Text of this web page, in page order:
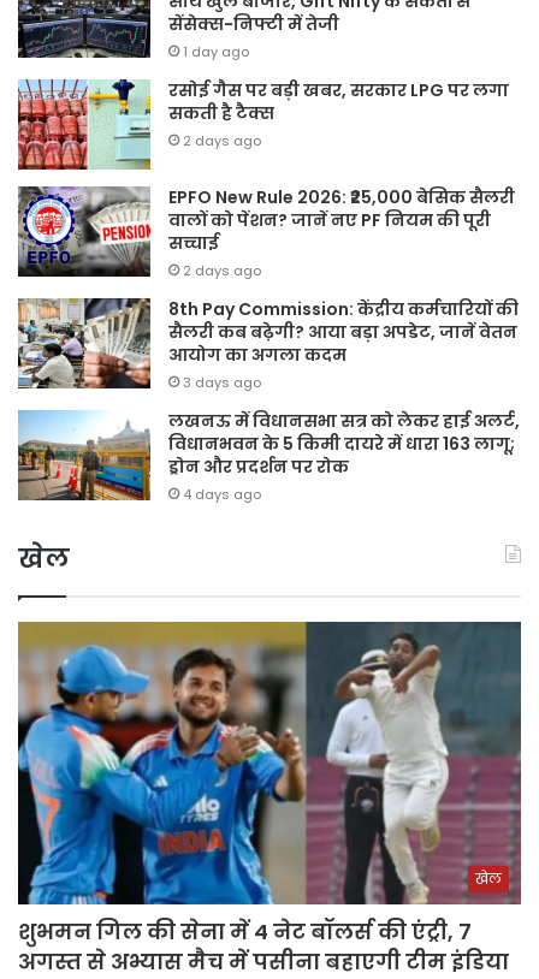
सेंसेक्स-निफ्टी में तेजी
1 day ago
रसोई गैस पर बड़ी खबर, सरकार LPG पर लगा
सकती है टैक्स
2 days ago
EPFO New Rule 2026: ₹25,000 बेसिक सैलरी
वालों को पेंशन? जानें नए PF नियम की पूरी
सच्चाई
2 days ago
8th Pay Commission: केंद्रीय कर्मचारियों की
सैलरी कब बढ़ेगी? आया बड़ा अपडेट, जानें वेतन
आयोग का अगला कदम
3 days ago
लखनऊ में विधानसभा सत्र को लेकर हाई अलर्ट,
विधानभवन के 5 किमी दायरे में धारा 163 लागू;
ड्रोन और प्रदर्शन पर रोक
4 days ago
खेल
खेल
शुभमन गिल की सेना में 4 नेट बॉलर्स की एंट्री, 7
अगस्त से अभ्यास मैच में पसीना बहाएगी टीम इंडिया